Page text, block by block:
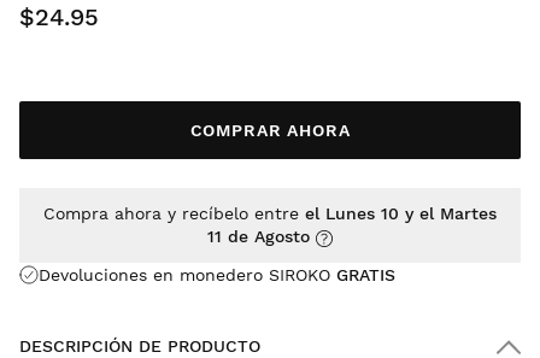
$24.95
COMPRAR AHORA
Devoluciones en monedero SIROKO GRATIS
Compra ahora y recíbelo entre el Lunes 10 y el Martes
11 de Agosto
DESCRIPCIÓN DE PRODUCTO